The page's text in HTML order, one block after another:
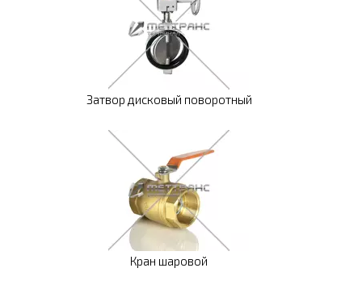
Затвор дисковый поворотный
Кран шаровой